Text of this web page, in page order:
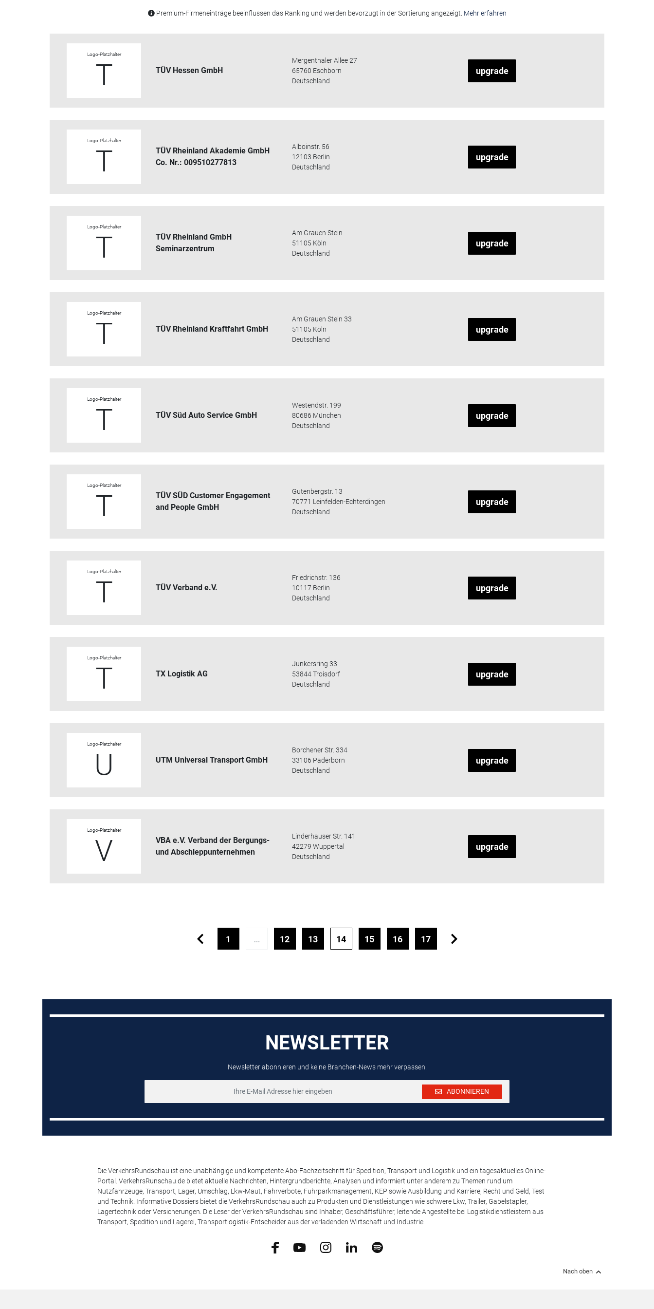
Premium-Firmeneinträge beeinflussen das Ranking und werden bevorzugt in der Sortierung angezeigt. Mehr erfahren
Logo-Platzhalter
T TÜV Hessen GmbH
Mergenthaler Allee 27
65760 Eschborn
Deutschland
upgrade
Logo-Platzhalter
T
TÜV Rheinland Akademie GmbH
Co. Nr.: 009510277813
Alboinstr. 56
12103 Berlin
Deutschland
upgrade
Logo-Platzhalter
T
TÜV Rheinland GmbH
Seminarzentrum
Am Grauen Stein
51105 Köln
Deutschland
upgrade
Logo-Platzhalter
T TÜV Rheinland Kraftfahrt GmbH
Am Grauen Stein 33
51105 Köln
Deutschland
upgrade
Logo-Platzhalter
T TÜV Süd Auto Service GmbH
Westendstr. 199
80686 München
Deutschland
upgrade
Logo-Platzhalter
T
TÜV SÜD Customer Engagement
and People GmbH
Gutenbergstr. 13
70771 Leinfelden-Echterdingen
Deutschland
upgrade
Logo-Platzhalter
T TÜV Verband e.V.
Friedrichstr. 136
10117 Berlin
Deutschland
upgrade
Logo-Platzhalter
T TX Logistik AG
Junkersring 33
53844 Troisdorf
Deutschland
upgrade
Logo-Platzhalter
U UTM Universal Transport GmbH
Borchener Str. 334
33106 Paderborn
Deutschland
upgrade
Logo-Platzhalter
V
VBA e.V. Verband der Bergungs-
und Abschleppunternehmen
Linderhauser Str. 141
42279 Wuppertal
Deutschland
upgrade
1 … 12 13 14 15 16 17
NEWSLETTER
Newsletter abonnieren und keine Branchen-News mehr verpassen.
ABONNIEREN
Die VerkehrsRundschau ist eine unabhängige und kompetente Abo-Fachzeitschrift für Spedition, Transport und Logistik und ein tagesaktuelles Online-
Portal. VerkehrsRunschau.de bietet aktuelle Nachrichten, Hintergrundberichte, Analysen und informiert unter anderem zu Themen rund um
Nutzfahrzeuge, Transport, Lager, Umschlag, Lkw-Maut, Fahrverbote, Fuhrparkmanagement, KEP sowie Ausbildung und Karriere, Recht und Geld, Test
und Technik. Informative Dossiers bietet die VerkehrsRundschau auch zu Produkten und Dienstleistungen wie schwere Lkw, Trailer, Gabelstapler,
Lagertechnik oder Versicherungen. Die Leser der VerkehrsRundschau sind Inhaber, Geschäftsführer, leitende Angestellte bei Logistikdienstleistern aus
Transport, Spedition und Lagerei, Transportlogistik-Entscheider aus der verladenden Wirtschaft und Industrie.
Nach oben